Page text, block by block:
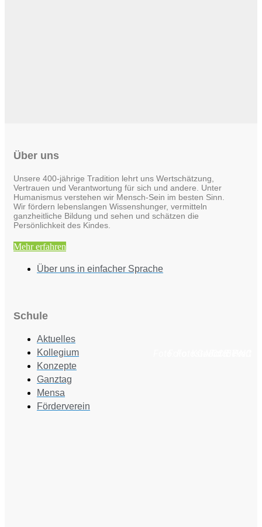
Über uns
Unsere 400-jährige Tradition lehrt uns Wertschätzung,
Vertrauen und Verantwortung für sich und andere. Unter
Humanismus verstehen wir Mensch-Sein im besten Sinn.
Wir fördern lebenslangen Wissenshunger, vermitteln
ganzheitliche Bildung und sehen und schätzen die
Persönlichkeit des Kindes.
Mehr erfahren
Über uns in einfacher Sprache
Schule
Aktuelles
Kollegium
Konzepte
Ganztag
Mensa
Förderverein